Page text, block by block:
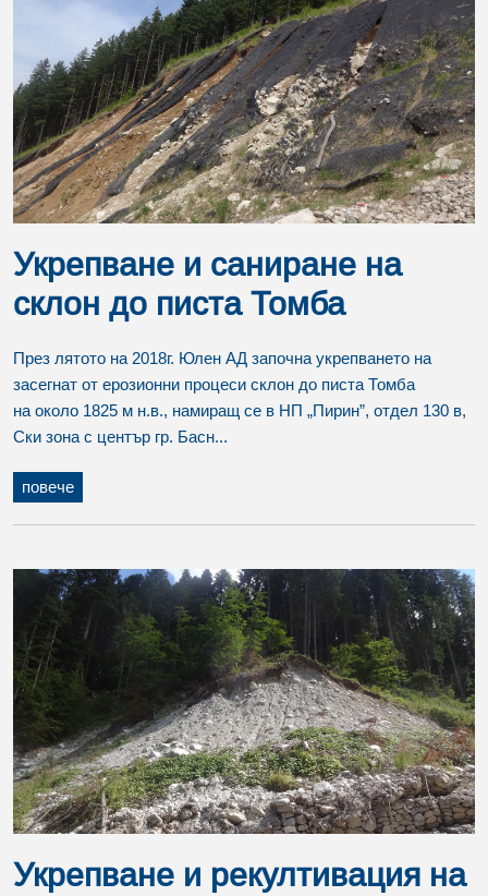
Укрепване и саниране на
склон до писта Томба
През лятото на 2018г. Юлен АД започна укрепването на
засегнат от ерозионни процеси склон до писта Томба
на около 1825 м н.в., намиращ се в НП „Пирин”, отдел 130 в,
Ски зона с център гр. Басн...
повече
Укрепване и рекултивация на